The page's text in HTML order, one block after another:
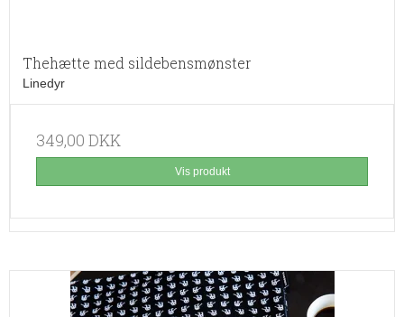
Thehætte med sildebensmønster
Linedyr
349,00 DKK
Vis produkt